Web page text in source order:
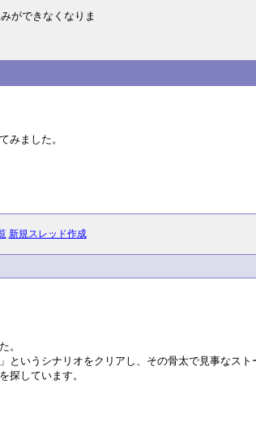
ができなくなりま
みました。
新規スレッド作成
。
いうシナリオをクリアし、その骨太で見事なスト
探しています。